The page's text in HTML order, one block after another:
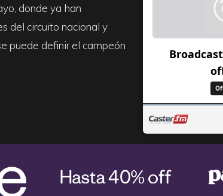
donde ya han
del circuito nacional y
puede definir el campeón